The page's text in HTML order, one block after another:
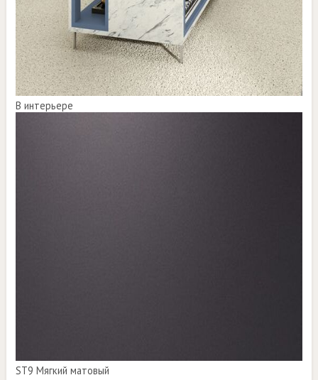
В интерьере
ST9 Мягкий матовый